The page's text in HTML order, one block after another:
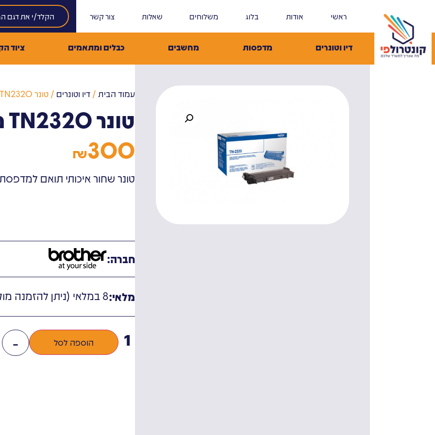
ראשי אודות בלוג משלוחים שאלות צור קשר
דיו וטונרים מדפסות מחשבים כבלים ומתאמים ציוד
עמוד הבית /דיו וטונרים / טונר TN2320 מקורי ברדר
טונר TN2320 מקורי ברדר
₪300
טונר שחור איכותי תואם
חברה:
מלאי:8 במלאי (ניתן להזמנה מוקדמת)
- הוספה לסל